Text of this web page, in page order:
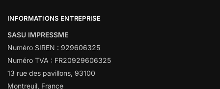
INFORMATIONS ENTREPRISE
SASU IMPRESSME
Numéro SIREN : 929606325
Numéro TVA : FR20929606325
13 rue des pavillons, 93100
Montreuil, France